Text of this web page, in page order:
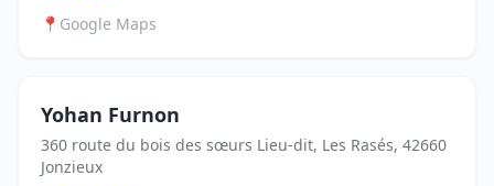
📍 Google Maps
Yohan Furnon
360 route du bois des sœurs Lieu-dit, Les Rasés, 42660
Jonzieux